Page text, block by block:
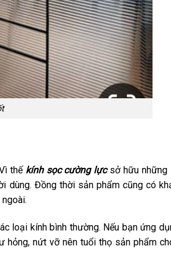
thế kính sọc cường lựcsở hữu những
dùng. Đồng thời sản phẩm cũng có
loại kính bình thường. Nếu bạn ứng
hỏng, nứt vỡ nên tuổi thọ sản phẩm